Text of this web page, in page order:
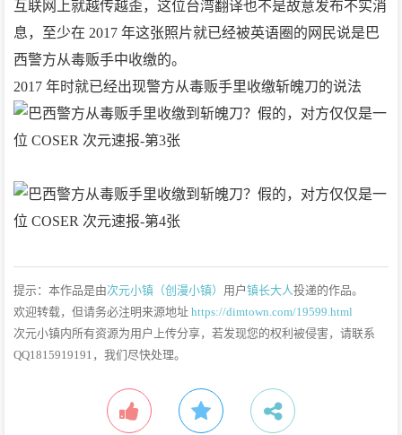
互联网上就越传越歪，这位台湾翻译也不是故意发布不实消
息，至少在 2017 年这张照片就已经被英语圈的网民说是巴
西警方从毒贩手中收缴的。
2017 年时就已经出现警方从毒贩手里收缴斩魄刀的说法
提示：本作品是由次元小镇（创漫小镇） 用户镇长大人投递的作品。
欢迎转载，但请务必注明来源地址 https://dimtown.com/19599.html
次元小镇内所有资源为用户上传分享，若发现您的权利被侵害，请联系
QQ1815919191，我们尽快处理。